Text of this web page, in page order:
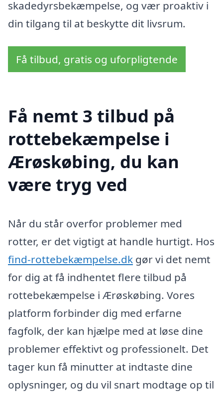
skadedyrsbekæmpelse, og vær proaktiv i
din tilgang til at beskytte dit livsrum.
Få tilbud, gratis og uforpligtende
Få nemt 3 tilbud på
rottebekæmpelse i
Ærøskøbing, du kan
være tryg ved
Når du står overfor problemer med
rotter, er det vigtigt at handle hurtigt. Hos
find-rottebekæmpelse.dk gør vi det nemt
for dig at få indhentet flere tilbud på
rottebekæmpelse i Ærøskøbing. Vores
platform forbinder dig med erfarne
fagfolk, der kan hjælpe med at løse dine
problemer effektivt og professionelt. Det
tager kun få minutter at indtaste dine
oplysninger, og du vil snart modtage op til